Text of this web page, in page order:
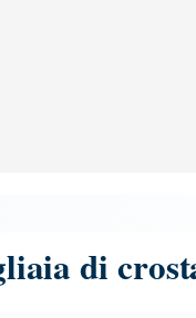
di